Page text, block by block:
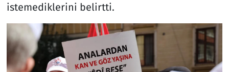
istemediklerini belirtti.